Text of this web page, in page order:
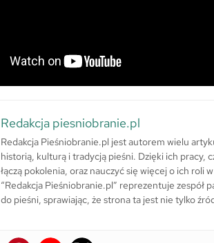
Redakcja piesniobranie.pl
Redakcja Pieśniobranie.pl jest autorem wielu
historią, kulturą i tradycją pieśni. Dzięki ich
łączą pokolenia, oraz nauczyć się więcej o ich roli
“Redakcja Pieśniobranie.pl” reprezentuje zespół
do pieśni, sprawiając, że strona ta jest nie tylko